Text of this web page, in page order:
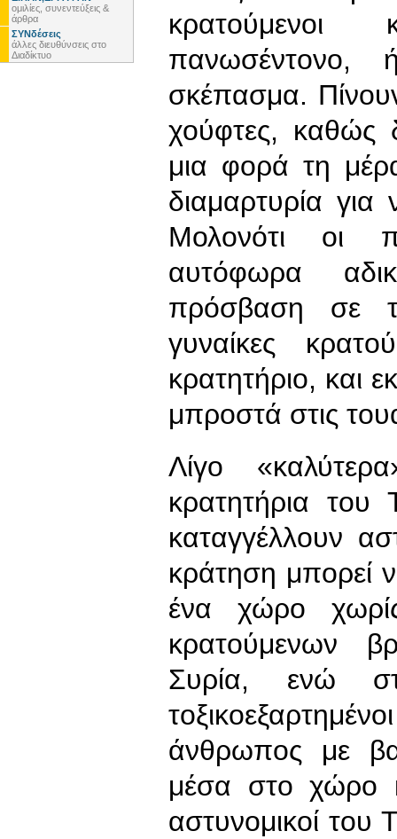
ομιλίες, συνεντεύξεις &
άρθρα
ΣΥΝδέσεις
άλλες διευθύνσεις στο
Διαδίκτυο
κρατούμενοι
σκέπασμα.
χούφτες, καθώς
μια φορά τη
διαμαρτυρία
Μολονότι οι
αυτόφωρα
πρόσβαση σε
γυναίκες
κρατητήριο, και
μπροστά στις
Λίγο
κρατητήρια του
καταγγέλλουν
κράτηση μπορεί
ένα χώρο
κρατούμενων
Συρία, ενώ
άνθρωπος με
μέσα στο χώρο
αστυνομικοί του